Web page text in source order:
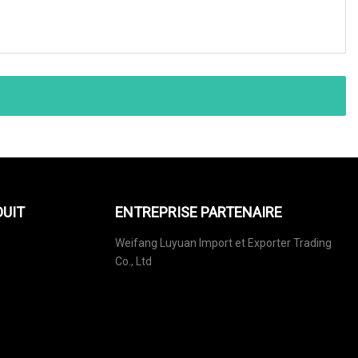
ENTREPRISE PARTENAIRE
Weifang Luyuan Import et Exporter Trading
Co., Ltd